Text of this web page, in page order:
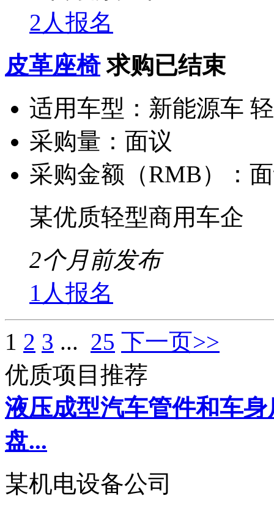
2人报名
皮革座椅 求购已结束
适用车型： 新能源车
采购量： 面议
采购金额（RMB）：
某优质轻型商用车企
2个月前发布
1人报名
1 2 3 ... 25 下一页>>
优质项目推荐
液压成型汽车管件和车
盘...
某机电设备公司